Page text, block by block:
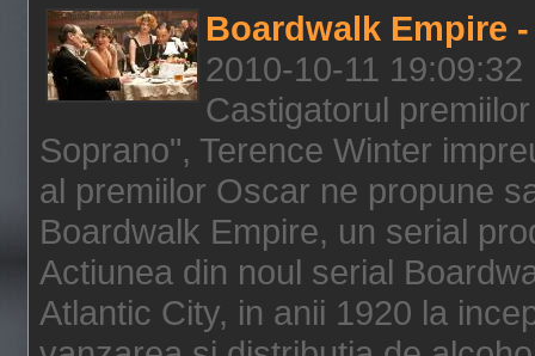
Boardwalk Empire
2010-10-11 19:09:32
Castigatorul
Soprano", Terence Winter
al premiilor Oscar ne propune
Boardwalk Empire, un serial
Actiunea din noul serial
Atlantic City, in anii 1920 la